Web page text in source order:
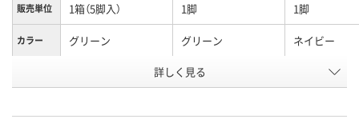
販売単位 1箱（5脚入） 1脚 1脚
カラー グリーン グリーン ネイビー
RN53920 RN53921
詳しく見る